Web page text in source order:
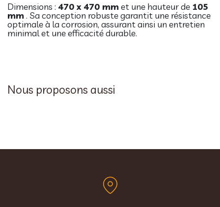
Dimensions : 470 x 470 mmet une hauteur de 105
mm. Sa conception robuste garantit une résistance
optimale à la corrosion, assurant ainsi un entretien
minimal et une efficacité durable.
Nous proposons aussi